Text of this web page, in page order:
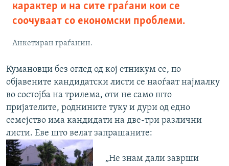
карактер и на сите граѓани кои се
соочуваат со економски проблеми.
Анкетиран граѓанин.
Кумановци без оглед од кој етникум се, по
објавените кандидатски листи се наоѓаат најмалку
во состојба на трилема, оти не само што
пријателите, роднините туку и дури од едно
семејство има кандидати на две-три различни
листи. Еве што велат запрашаните:
„Не знам дали заврши